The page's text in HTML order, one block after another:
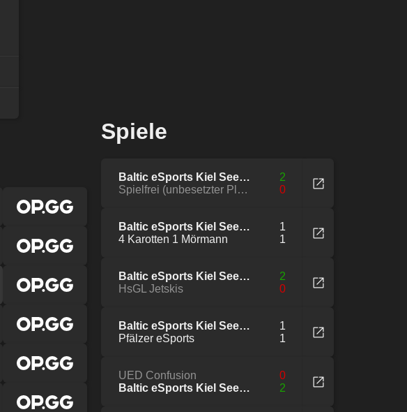
Spiele
Baltic eSports Kiel Seeelefanten
2
Spielfrei (unbesetzter Platz der Liga)
0
Baltic eSports Kiel Seeelefanten
1
4 Karotten 1 Mörmann
1
Baltic eSports Kiel Seeelefanten
2
HsGL Jetskis
0
Baltic eSports Kiel Seeelefanten
1
Pfälzer eSports
1
UED Confusion
0
Baltic eSports Kiel Seeelefanten
2